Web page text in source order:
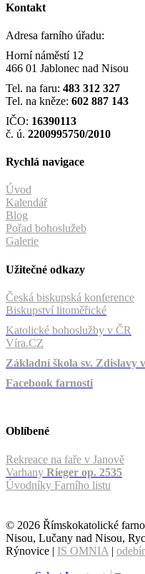
Kontakt
Adresa farního úřadu:
Horní náměstí 12
466 01 Jablonec nad Nisou
Tel. na faru: 483 312 327
Tel. na kněze: 602 887 143
IČO: 16390113
č. ú. 2200995750/2010
Rychlá navigace
Úvod
Kalendář
Blog
Pořad bohoslužeb
Galerie
Užitečné odkazy
Česká biskupská konference
Biskupství litoměřické
Katolické bohoslužby v ČR
Víra.CZ
Základní škola sv. Zdislavy
Facebook farnosti
Oblíbené
Rekreace na faře v Janově
Varhany Rieger op. 2535
Úvodníky Farního listu
© 2026 Římskokatolické
Nisou, Lučany nad Nisou,
Rýnovice | IS OMNIA |